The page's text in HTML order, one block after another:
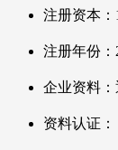
注册资本：
注册年份：
企业资料：
资料认证：